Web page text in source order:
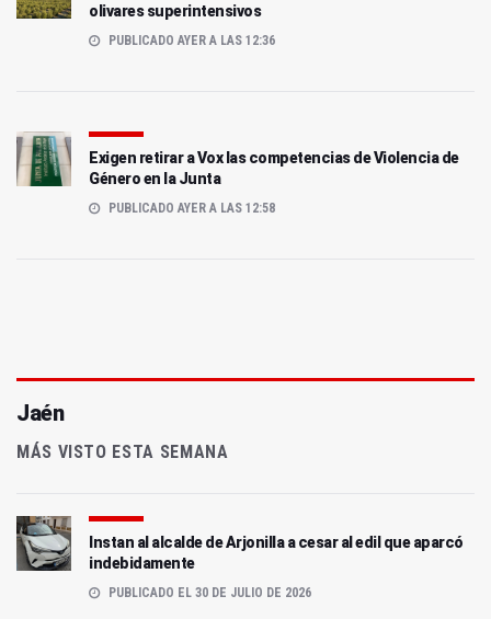
olivares superintensivos
PUBLICADO AYER A LAS 12:36
Exigen retirar a Vox las competencias de Violencia de
Género en la Junta
PUBLICADO AYER A LAS 12:58
Jaén
MÁS VISTO ESTA SEMANA
Instan al alcalde de Arjonilla a cesar al edil que aparcó
indebidamente
PUBLICADO EL 30 DE JULIO DE 2026